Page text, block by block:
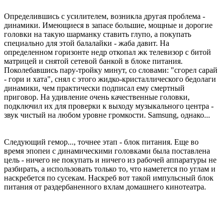
Определившись с усилителем, возникла другая проблема -
динамики. Имеющиеся в запасе большие, мощные и дорогие
головки на такую шарманку ставить глупо, а покупать
специально для этой балалайки - жаба давит. На
определенном горизонте недр откопал жк телевизор с битой
матрицей и снятой сетевой банкой в блоке питания.
Поколебавшись пару-тройку минут, со словами: "сгорел сарай
- гори и хата", снял с этого жидко-кристаллического бедолаги
динамики, чем практически подписал ему смертный
приговор. На удивление очень качественные головки,
подключил их для проверки к выходу музыкального центра -
звук чистый на любом уровне громкости. Samsung, однако...
Следующий гемор..., точнее этап - блок питания. Еще во
время эпопеи с динамическими головками была поставлена
цель - ничего не покупать и ничего из рабочей аппаратуры не
разбирать, а использовать только то, что наметется по углам и
наскребется по сусекам. Наскреб вот такой импульсный блок
питания от раздербаненного вхлам домашнего кинотеатра.